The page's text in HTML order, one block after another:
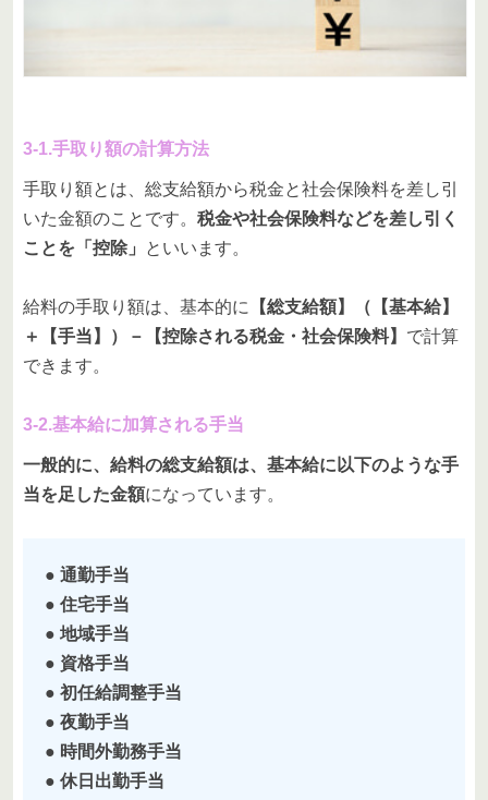
3-1.手取り額の計算方法
手取り額とは、総支給額から税金と社会保険料を差し引
いた金額のことです。 税金や社会保険料などを差し引く
ことを「控除」
といいます。
給料の手取り額は、基本的に
【総支給額】（【基本給】
＋【手当】）－【控除される税金・社会保険料】 で計算
できます。
3-2.基本給に加算される手当
一般的に、給料の総支給額は、基本給に以下のような手
当を足した金額になっています。
● 通勤手当
● 住宅手当
● 地域手当
● 資格手当
● 初任給調整手当
● 夜勤手当
● 時間外勤務手当
● 休日出勤手当